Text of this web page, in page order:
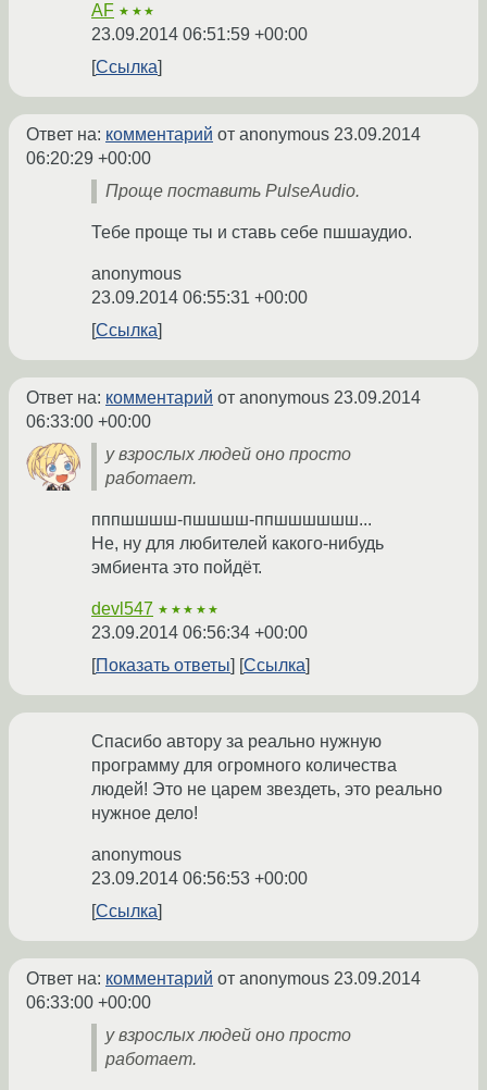
AF ★★★
23.09.2014 06:51:59 +00:00
Ссылка
Ответ на: комментарий от anonymous 23.09.2014
06:20:29 +00:00
Проще поставить PulseAudio.
Тебе проще ты и ставь себе пшшаудио.
anonymous
23.09.2014 06:55:31 +00:00
Ссылка
Ответ на: комментарий от anonymous 23.09.2014
06:33:00 +00:00
у взрослых людей оно просто
работает.
пппшшшш-пшшшш-ппшшшшшш...
Не, ну для любителей какого-нибудь
эмбиента это пойдёт.
devl547 ★★★★★
23.09.2014 06:56:34 +00:00
Показать ответы
Ссылка
Спасибо автору за реально нужную
программу для огромного количества
людей! Это не царем звездеть, это реально
нужное дело!
anonymous
23.09.2014 06:56:53 +00:00
Ссылка
Ответ на: комментарий от anonymous 23.09.2014
06:33:00 +00:00
у взрослых людей оно просто
работает.